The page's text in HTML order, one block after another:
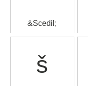
&Scedil;
š